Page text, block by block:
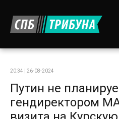
20:34 | 26-08-2024
Путин не
гендиректором